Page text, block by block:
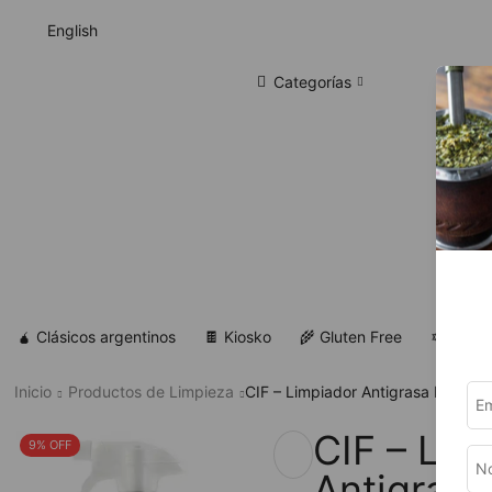
English
Categorías
🧉 Clásicos argentinos 🍫 Kiosko 🌾 Gluten Free ✡
Inicio Productos de Limpieza CIF – Limpiador Antigrasa Expert
9% OFF
CIF –